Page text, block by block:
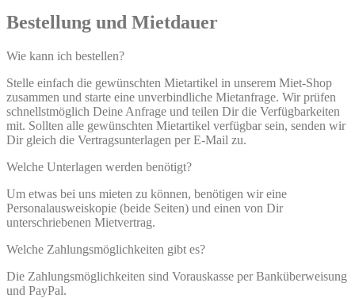
Bestellung und Mietdauer
Wie kann ich bestellen?
Stelle einfach die gewünschten Mietartikel in unserem Miet-Shop
zusammen und starte eine unverbindliche Mietanfrage. Wir prüfen
schnellstmöglich Deine Anfrage und teilen Dir die Verfügbarkeiten
mit. Sollten alle gewünschten Mietartikel verfügbar sein, senden wir
Dir gleich die Vertragsunterlagen per E-Mail zu.
Welche Unterlagen werden benötigt?
Um etwas bei uns mieten zu können, benötigen wir eine
Personalausweiskopie (beide Seiten) und einen von Dir
unterschriebenen Mietvertrag.
Welche Zahlungsmöglichkeiten gibt es?
Die Zahlungsmöglichkeiten sind Vorauskasse per Banküberweisung
und PayPal.